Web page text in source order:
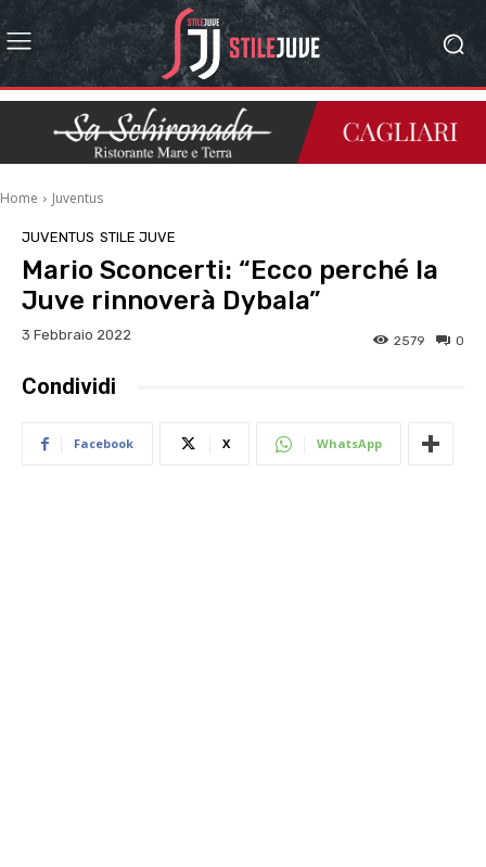
Home Juventus
JUVENTUS STILE JUVE
Mario Sconcerti: “Ecco perché la
Juve rinnoverà Dybala”
3 Febbraio 2022 0
2579
Condividi
Facebook X WhatsApp